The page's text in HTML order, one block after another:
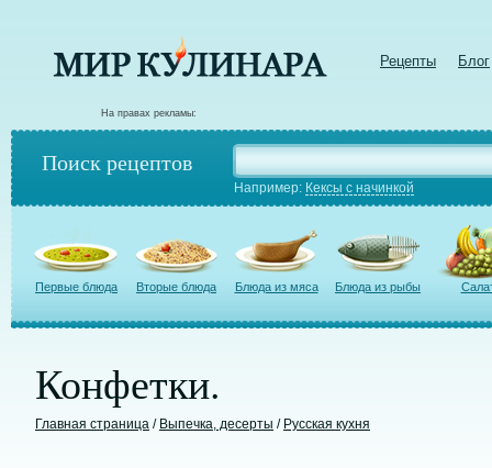
Рецепты Блог
На правах рекламы:
Поиск рецептов
Например: Кексы с начинкой
Первые блюда Вторые блюда Блюда из мяса Блюда из рыбы
Конфетки.
Главная страница / Выпечка, десерты / Русская кухня